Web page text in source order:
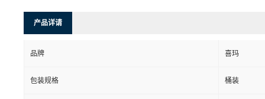
产品详请
品牌 喜玛
包装规格 桶装